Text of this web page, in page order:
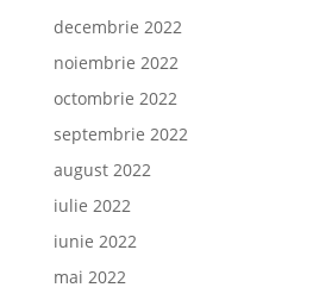
decembrie 2022
noiembrie 2022
octombrie 2022
septembrie 2022
august 2022
iulie 2022
iunie 2022
mai 2022